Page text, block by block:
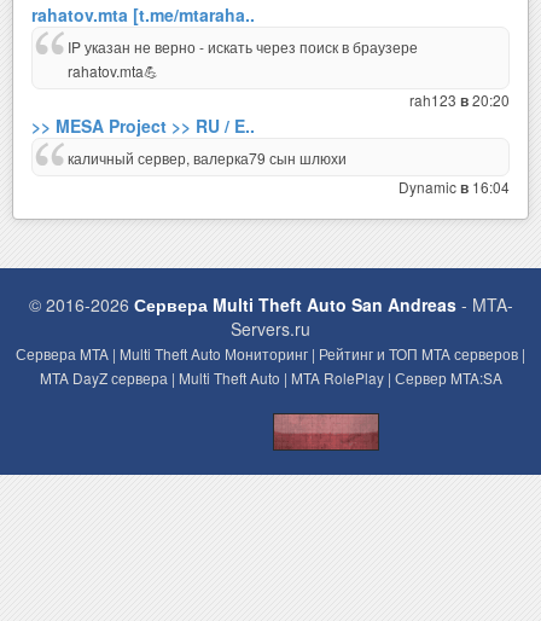
rahatov.mta [t.me/mtaraha..
IP указан не верно - искать через поиск в браузере
rahatov.mta💪
rah123 в20:20
>> MESA Project >> RU / E..
каличный сервер, валерка79 сын шлюхи
Dynamicв 16:04
© 2016-2026 Сервера Multi Theft Auto San Andreas- MTA-
Servers.ru
Сервера MTA | Multi Theft Auto Мониторинг | Рейтинг и ТОП MTA серверов |
MTA DayZ сервера | Multi Theft Auto | MTA RolePlay | Сервер MTA:SA